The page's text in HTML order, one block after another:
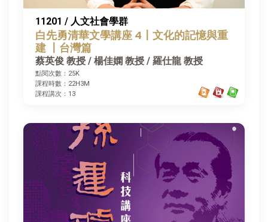
11201 / 人文社會學群
白先勇清華文學講座 4〡文化的記憶與重
建 〡台灣篇
蔡英俊 教授 / 楊佳嫻 教授 / 羅仕龍 教授
點閱次數：25K
課程時數：22H3M
課程講次：13